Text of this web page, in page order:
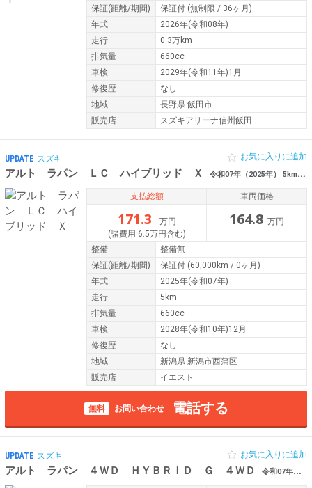
保証(距離/期間) 保証付 (無制限 / 36ヶ月)
年式
2026年(令和08年)
走行
0.3万km
排気量
660cc
車検
2029年(令和11年)1月
修復歴
なし
地域
長野県 飯田市
販売店
スズキアリーナ信州飯田
UPDATE スズキ
アルト ラパン ＬＣ ハイブリッド Ｘ 令和07年（2025年） 5km 新潟県新潟市西蒲区/新潟市南区
お気に入りに追加
支払総額
171.3
万円
(諸費用 6.5万円含む)
車両価格
164.8 万円
整備
整備無
保証(距離/期間) 保証付 (60,000km / 0ヶ月)
年式
2025年(令和07年)
走行
5km
排気量
660cc
車検
2028年(令和10年)12月
修復歴
なし
地域
新潟県 新潟市西蒲区
販売店
イエスト
無料 お問い合わせ 電話する
UPDATE スズキ
アルト ラパン ４ＷＤ ＨＹＢＲＩＤ Ｇ ４ＷＤ 令和07年（2025年） 0.4万km 長野県長野市
お気に入りに追加